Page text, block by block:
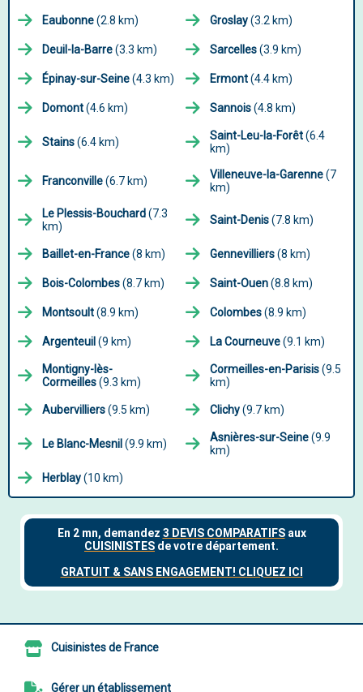
Eaubonne(2.8 km) Groslay(3.2 km)
Deuil-la-Barre(3.3 km) Sarcelles(3.9 km)
Épinay-sur-Seine(4.3 km) Ermont(4.4 km)
Domont(4.6 km) Sannois(4.8 km)
Stains(6.4 km) Saint-Leu-la-Forêt(6.4
km)
Franconville(6.7 km) Villeneuve-la-Garenne(7
km)
Le Plessis-Bouchard(7.3
km)
Saint-Denis(7.8 km)
Baillet-en-France(8 km) Gennevilliers(8 km)
Bois-Colombes(8.7 km) Saint-Ouen(8.8 km)
Montsoult(8.9 km) Colombes(8.9 km)
Argenteuil (9 km) La Courneuve(9.1 km)
Montigny-lès-
Cormeilles(9.3 km)
Cormeilles-en-Parisis(9.5
km)
Aubervilliers(9.5 km) Clichy(9.7 km)
Le Blanc-Mesnil (9.9 km) Asnières-sur-Seine(9.9
km)
Herblay(10 km)
Cuisinistes de France
Gérer un établissement